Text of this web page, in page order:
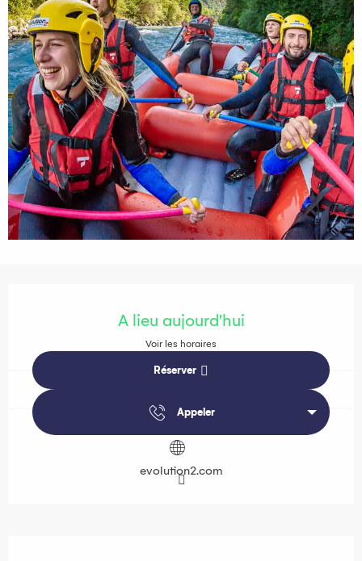
A lieu aujourd'hui
Voir les horaires
Réserver
Appeler
evolution2.com